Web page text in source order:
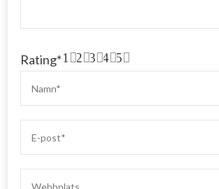
Rating* 5
4
3
2
1